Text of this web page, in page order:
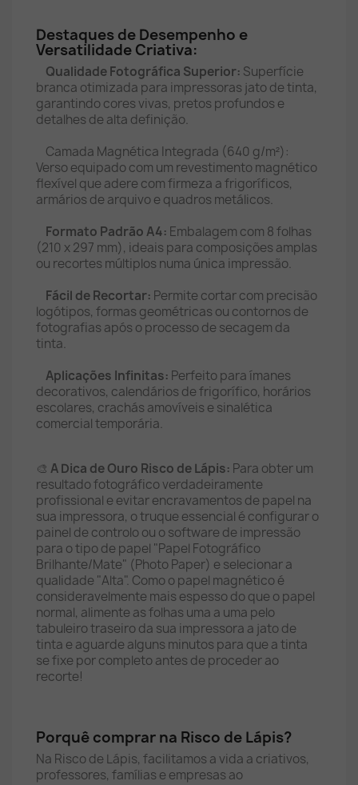
Destaques de Desempenho e
Versatilidade Criativa:
Qualidade Fotográfica Superior: Superfície
branca otimizada para impressoras jato de tinta,
garantindo cores vivas, pretos profundos e
detalhes de alta definição.
Camada Magnética Integrada (640 g/m²):
Verso equipado com um revestimento magnético
flexível que adere com firmeza a frigoríficos,
armários de arquivo e quadros metálicos.
Formato Padrão A4: Embalagem com 8 folhas
(210 x 297 mm), ideais para composições amplas
ou recortes múltiplos numa única impressão.
Fácil de Recortar: Permite cortar com precisão
logótipos, formas geométricas ou contornos de
fotografias após o processo de secagem da
tinta.
Aplicações Infinitas: Perfeito para ímanes
decorativos, calendários de frigorífico, horários
escolares, crachás amovíveis e sinalética
comercial temporária.
🎨 A Dica de Ouro Risco de Lápis: Para obter um
resultado fotográfico verdadeiramente
profissional e evitar encravamentos de papel na
sua impressora, o truque essencial é configurar o
painel de controlo ou o software de impressão
para o tipo de papel "Papel Fotográfico
Brilhante/Mate" (Photo Paper) e selecionar a
qualidade "Alta". Como o papel magnético é
consideravelmente mais espesso do que o papel
normal, alimente as folhas uma a uma pelo
tabuleiro traseiro da sua impressora a jato de
tinta e aguarde alguns minutos para que a tinta
se fixe por completo antes de proceder ao
recorte!
Porquê comprar na Risco de Lápis?
Na Risco de Lápis, facilitamos a vida a criativos,
professores, famílias e empresas ao